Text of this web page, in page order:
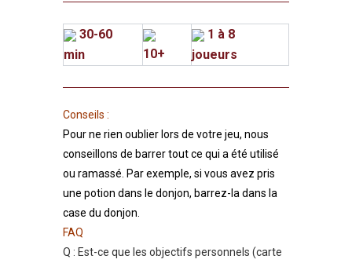
30-60
min
10+
1 à 8
joueurs
Conseils :
Pour ne rien oublier lors de votre jeu, nous
conseillons de barrer tout ce qui a été utilisé
ou ramassé. Par exemple, si vous avez pris
une potion dans le donjon, barrez-la dans la
case du donjon.
FAQ
Q : Est-ce que les objectifs personnels (carte